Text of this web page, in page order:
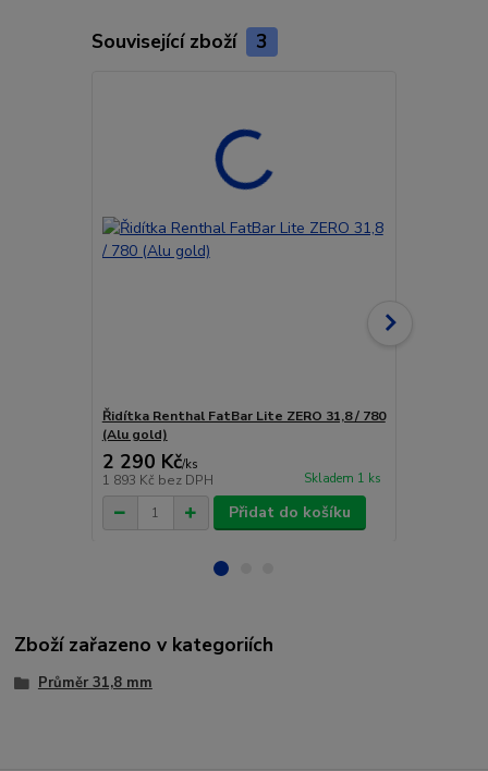
Související zboží 3
Řidítka Renthal FatBar Lite ZERO 31,8 / 780
(Alu gold)
2 290 Kč/ks
1 893 Kč bez DPH Skladem 1 ks
Přidat do košíku
Zboží zařazeno v kategoriích
Průměr 31,8 mm